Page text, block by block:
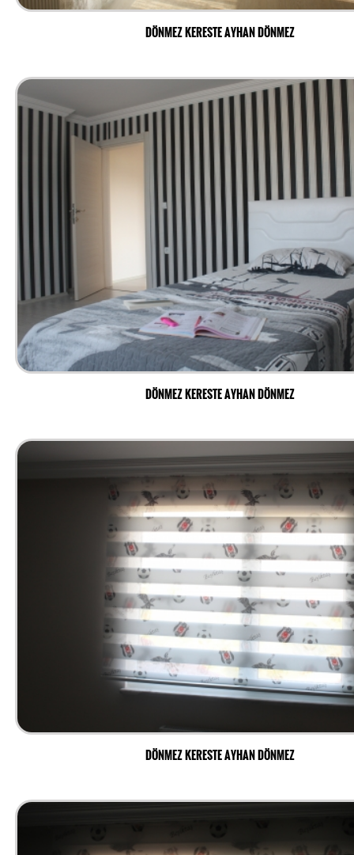
DÖNMEZ KERESTE AYHAN DÖNMEZ
DÖNMEZ KERESTE AYHAN DÖNMEZ
DÖNMEZ KERESTE AYHAN DÖNMEZ